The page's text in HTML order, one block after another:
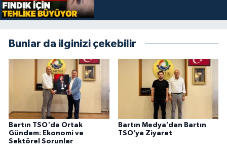
Bunlar da ilginizi çekebilir
Bartın TSO'da Ortak
Gündem: Ekonomi ve
Sektörel Sorunlar
Bartın Medya’dan Bartın
TSO’ya Ziyaret